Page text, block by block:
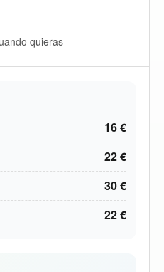
quieras
16 €
22 €
30 €
22 €